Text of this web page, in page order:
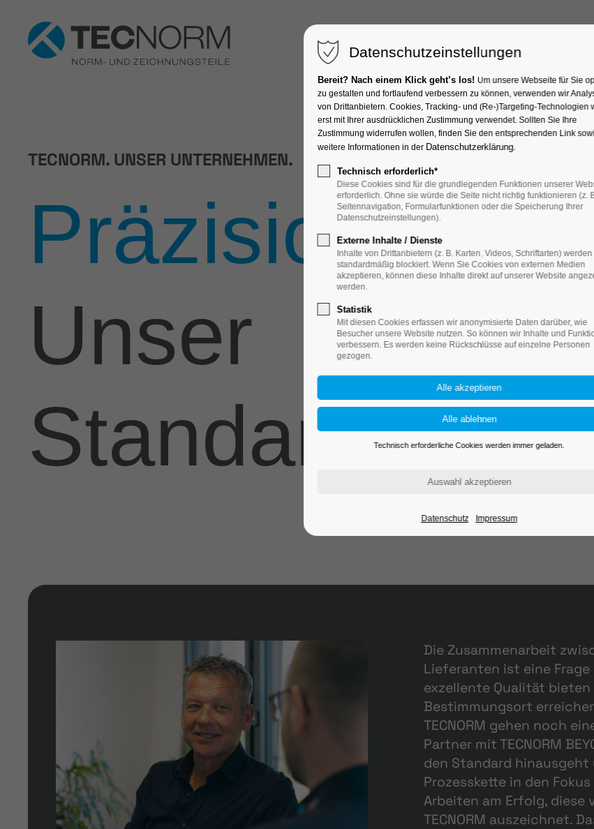
TECNORM. UNSER UNTERNEHMEN.
Präzision.
Unser
Standard.
Die Zusammenarbeit
Lieferanten ist eine Frage
exzellente Qualität
Bestimmungsort
TECNORM gehen noch
Partner mit TECNORM
den Standard
Prozesskette in den
Arbeiten am Erfolg, diese
TECNORM auszeichnet.
Datenschutzeinstellungen
Bereit? Nach einem Klick geht’s los! Um unsere Webseite für Sie
zu gestalten und fortlaufend verbessern zu können, verwenden wir
von Drittanbietern. Cookies, Tracking- und (Re‑)Targeting-Technologien
erst mit Ihrer ausdrücklichen Zustimmung verwendet. Sollten Sie Ihre
Zustimmung widerrufen wollen, finden Sie den entsprechenden Link
weitere Informationen in der Datenschutzerklärung.
Technisch erforderlich*
Diese Cookies sind für die grundlegenden Funktionen unserer
erforderlich. Ohne sie würde die Seite nicht richtig funktionieren (z.
Seitennavigation, Formularfunktionen oder die Speicherung Ihrer
Datenschutzeinstellungen).
Externe Inhalte / Dienste
Inhalte von Drittanbietern (z. B. Karten, Videos, Schriftarten) werden
standardmäßig blockiert. Wenn Sie Cookies von externen Medien
akzeptieren, können diese Inhalte direkt auf unserer Website
werden.
Statistik
Mit diesen Cookies erfassen wir anonymisierte Daten darüber, wie
Besucher unsere Website nutzen. So können wir Inhalte und
verbessern. Es werden keine Rückschlüsse auf einzelne Personen
gezogen.
Technisch erforderliche Cookies werden immer geladen.
Datenschutz Impressum